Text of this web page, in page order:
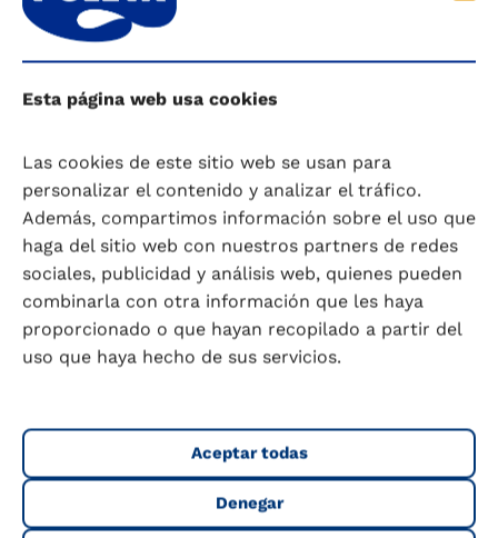
Esta página web usa cookies
Las cookies de este sitio web se usan para
personalizar el contenido y analizar el tráfico.
Además, compartimos información sobre el uso que
haga del sitio web con nuestros partners de redes
sociales, publicidad y análisis web, quienes pueden
combinarla con otra información que les haya
proporcionado o que hayan recopilado a partir del
uso que haya hecho de sus servicios.
Aceptar todas
Denegar
medicaciones laxantes.
Para finalizar, te recomendamos que visites a
nuestro producto deleche Puleva Max
Dra. Dª. Cristina Campoy Folgoso, Profesora
Departamento de Pediatría Universidad de
Granada, Miembro del Comité de Nutrición de
la Sociedad Europea de Gastroenterología,
Hepatología y Nutrición Pediátricas (ESPGHAN)
COMPARTIR Niños 1-3 años
Vómitos en los niños
Cuándo quitar el pañal al niño